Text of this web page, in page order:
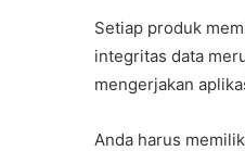
Setiap produk
integritas data
mengerjakan
Anda harus